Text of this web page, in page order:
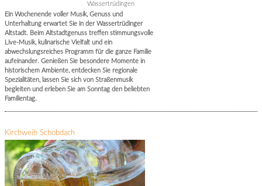
Wassertrüdingen
Ein Wochenende voller Musik, Genuss und
Unterhaltung erwartet Sie in der Wassertrüdinger
Altstadt. Beim Altstadtgenuss treffen stimmungsvolle
Live-Musik, kulinarische Vielfalt und ein
abwechslungsreiches Programm für die ganze Familie
aufeinander. Genießen Sie besondere Momente in
historischem Ambiente, entdecken Sie regionale
Spezialitäten, lassen Sie sich von Straßenmusik
begleiten und erleben Sie am Sonntag den beliebten
Familientag.
Kirchweih Schobdach